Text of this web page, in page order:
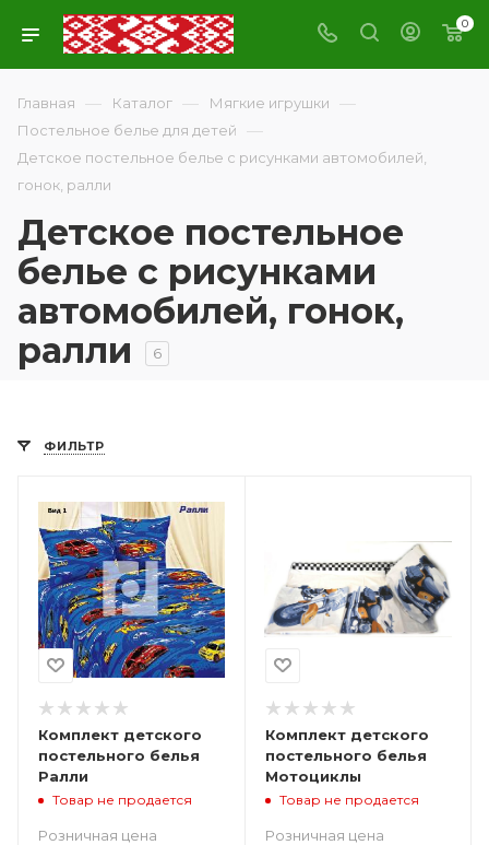
0
Главная — Каталог — Мягкие игрушки —
Постельное белье для детей —
Детское постельное белье с рисунками автомобилей,
гонок, ралли
Детское постельное
белье с рисунками
автомобилей, гонок,
ралли
6
ФИЛЬТР
Комплект детского
постельного белья
Ралли
Товар не продается
Розничная цена
Комплект детского
постельного белья
Мотоциклы
Товар не продается
Розничная цена